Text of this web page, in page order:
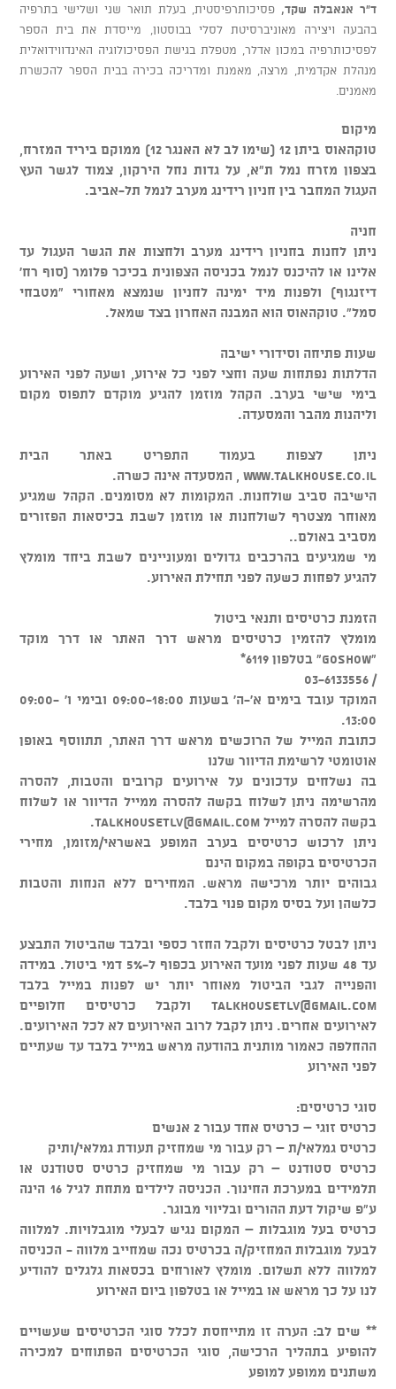
ד"ר אנאבלה שקד,פסיכותרפיסטית, בעלת תואר שני ושלישי בתרפיה
בהבעה ויצירה מאוניברסיטת לסלי בבוסטון, מייסדת את בית הספר
לפסיכותרפיה במכון אדלר, מטפלת בגישת הפסיכולוגיה האינדווידואלית
מנהלת אקדמית, מרצה, מאמנת ומדריכה בכירה בבית הספר להכשרת
מאמנים.
מיקום
טוקהאוס ביתן 12 (שימו לב לא האנגר 12) ממוקם ביריד המזרח,
בצפון מזרח נמל ת"א, על גדות נחל הירקון, צמוד לגשר העץ
העגול המחבר בין חניון רידינג מערב לנמל תל-אביב.
חניה
ניתן לחנות בחניון רידינג מערב ולחצות את הגשר העגול עד
אלינו או להיכנס לנמל בכניסה הצפונית בכיכר פלומר (סוף רח'
דיזנגוף) ולפנות מיד ימינה לחניון שנמצא מאחורי "מטבחי
סמל". טוקהאוס הוא המבנה האחרון בצד שמאל.
שעות פתיחה וסידורי ישיבה
הדלתות נפתחות שעה וחצי לפני כל אירוע, ושעה לפני האירוע
בימי שישי בערב. הקהל מוזמן להגיע מוקדם לתפוס מקום
וליהנות מהבר והמסעדה.
ניתן לצפות בעמוד התפריט באתר הבית
www.talkhouse.co.il , המסעדה אינה כשרה.
הישיבה סביב שולחנות. המקומות לא מסומנים. הקהל שמגיע
מאוחר מצטרף לשולחנות או מוזמן לשבת בכיסאות הפזורים
מסביב באולם..
מי שמגיעים בהרכבים גדולים ומעוניינים לשבת ביחד מומלץ
להגיע לפחות כשעה לפני תחילת האירוע.
הזמנת כרטיסים ותנאי ביטול
מומלץ להזמין כרטיסים מראש דרך האתר או דרך מוקד
"GOSHOW" בטלפון 6119*
/ 03-6133556
המוקד עובד בימים א'-ה' בשעות 09:00-18:00 ובימי ו' 09:00-
13:00.
כתובת המייל של הרוכשים מראש דרך האתר, תתווסף באופן
אוטומטי לרשימת הדיוור שלנו
בה נשלחים עדכונים על אירועים קרובים והטבות, להסרה
מהרשימה ניתן לשלוח בקשה להסרה ממייל הדיוור או לשלוח
בקשה להסרה למיילtalkhousetlv@gmail.com
.
ניתן לרכוש כרטיסים בערב המופע באשראי/מזומן, מחירי
הכרטיסים בקופה במקום הינם
גבוהים יותר מרכישה מראש. המחירים ללא הנחות והטבות
כלשהן ועל בסיס מקום פנוי בלבד.
ניתן לבטל כרטיסים ולקבל החזר כספי ובלבד שהביטול התבצע
עד 48 שעות לפני מועד האירוע בכפוף ל-5% דמי ביטול. במידה
והפנייה לגבי הביטול מאוחר יותר יש לפנות במייל בלבד
talkhousetlv@gmail.com ולקבל כרטיסים חלופיים
לאירועים אחרים. ניתן לקבל לרוב האירועים לא לכל האירועים.
ההחלפה כאמור מותנית בהודעה מראש במייל בלבד עד שעתיים
לפני האירוע
סוגי כרטיסים:
כרטיס זוגי – כרטיס אחד עבור 2 אנשים
כרטיס גמלאי/ת – רק עבור מי שמחזיק תעודת גמלאי/ותיק
כרטיס סטודנט – רק עבור מי שמחזיק כרטיס סטודנט או
תלמידים במערכת החינוך. הכניסה לילדים מתחת לגיל 16 הינה
ע"פ שיקול דעת ההורים ובליווי מבוגר.
כרטיס בעל מוגבלות – המקום נגיש לבעלי מוגבלויות. למלווה
לבעל מוגבלות המחזיק/ה בכרטיס נכה שמחייב מלווה - הכניסה
למלווה ללא תשלום. מומלץ לאורחים בכסאות גלגלים להודיע
לנו על כך מראש או במייל או בטלפון ביום האירוע
** שים לב: הערה זו מתייחסת לכלל סוגי הכרטיסים שעשויים
להופיע בתהליך הרכישה, סוגי הכרטיסים הפתוחים למכירה
משתנים ממופע למופע